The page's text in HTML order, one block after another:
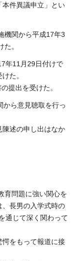
件異議申立」とい
機関から平成17年3
。
年11月29日付けで
た。
提出を受けた。
ら意見聴取を行っ
述の申し出はなか
問題に強い関心を
長男の入学式時の
通じて深く関わって
愕をもって報道に接